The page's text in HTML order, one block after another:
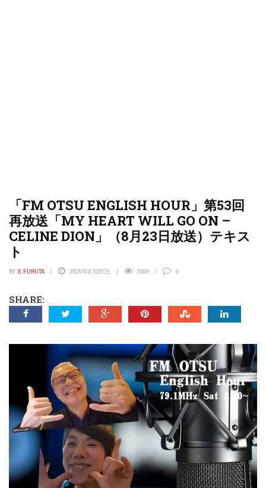
「FM OTSU ENGLISH HOUR」第53回
再放送「MY HEART WILL GO ON –
CELINE DION」（8月23日放送）テキス
ト
BY S.FURUTA 2025年8月22日 2309 0
SHARE: